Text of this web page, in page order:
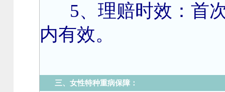
5、理赔时效：首
内有效。
三、 女性特种重病保障：